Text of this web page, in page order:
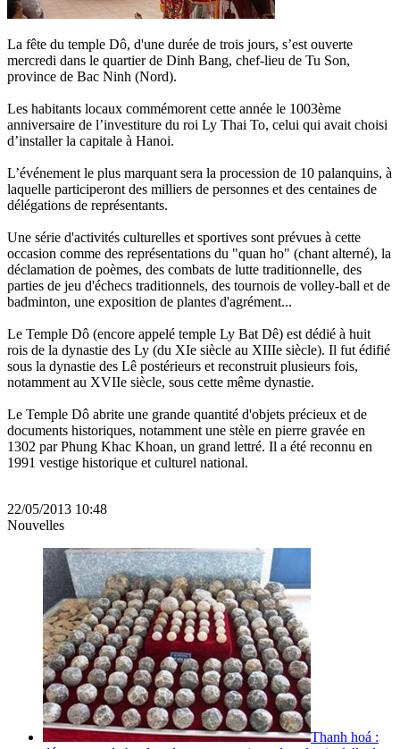
La fête du temple Dô, d'une durée de trois jours, s’est ouverte
mercredi dans le quartier de Dinh Bang, chef-lieu de Tu Son,
province de Bac Ninh (Nord).
Les habitants locaux commémorent cette année le 1003ème
anniversaire de l’investiture du roi Ly Thai To, celui qui avait choisi
d’installer la capitale à Hanoi.
L’événement le plus marquant sera la procession de 10 palanquins, à
laquelle participeront des milliers de personnes et des centaines de
délégations de représentants.
Une série d'activités culturelles et sportives sont prévues à cette
occasion comme des représentations du "quan ho" (chant alterné), la
déclamation de poèmes, des combats de lutte traditionnelle, des
parties de jeu d'échecs traditionnels, des tournois de volley-ball et de
badminton, une exposition de plantes d'agrément...
Le Temple Dô (encore appelé temple Ly Bat Dê) est dédié à huit
rois de la dynastie des Ly (du XIe siècle au XIIIe siècle). Il fut édifié
sous la dynastie des Lê postérieurs et reconstruit plusieurs fois,
notamment au XVIIe siècle, sous cette même dynastie.
Le Temple Dô abrite une grande quantité d'objets précieux et de
documents historiques, notamment une stèle en pierre gravée en
1302 par Phung Khac Khoan, un grand lettré. Il a été reconnu en
1991 vestige historique et culturel national.
22/05/2013 10:48
Nouvelles
Thanh hoá :